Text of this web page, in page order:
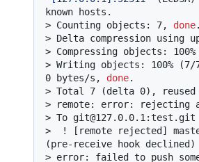
known hosts.
> Counting objects: 7, done.
> Delta compression using
> Compressing objects:
> Writing objects: 100%
0 bytes/s, done.
> Total 7 (delta 0),
>
remote: error: rejecting
> To git@127.0.0.1:test.git
>
! [remote rejected]
(pre-receive hook declined)
>